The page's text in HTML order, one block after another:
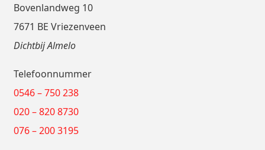
Bovenlandweg 10
7671 BE Vriezenveen
Dichtbij Almelo
Telefoonnummer
0546 – 750 238
020 – 820 8730
076 – 200 3195